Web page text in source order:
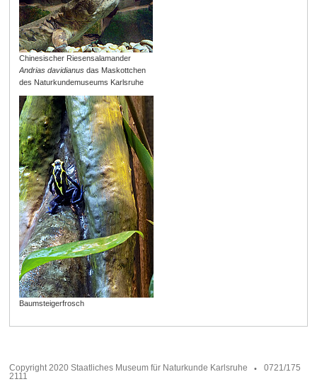
Chinesischer Riesensalamander
Andrias davidianusdas Maskottchen
des Naturkundemuseums Karlsruhe
Baumsteigerfrosch
Copyright 2020 Staatliches Museum für Naturkunde Karlsruhe
0721/175
2111